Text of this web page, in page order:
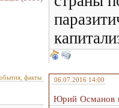
факты 06.07.2016 14:00
Юрий Османов